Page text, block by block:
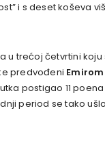
i s deset koševa
u trećoj četvrtini koju
predvođeni
postigao 11
period se tako